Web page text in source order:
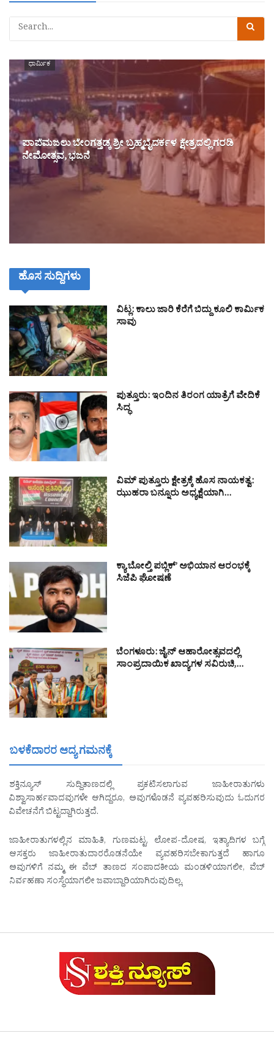
ಧಾರ್ಮಿಕ
ಪಾಪೆಮಜಲು ಬೇಂಗತ್ತಡ್ಕ ಶ್ರೀ ಬ್ರಹ್ಮಬೈದರ್ಕಳ ಕ್ಷೇತ್ರದಲ್ಲಿ ಗರಡಿ
ನೇಮೋತ್ಸವ, ಭಜನೆ
ಹೊಸ ಸುದ್ದಿಗಳು
ವಿಟ್ಲ: ಕಾಲು ಜಾರಿ ಕೆರೆಗೆ ಬಿದ್ದು ಕೂಲಿ ಕಾರ್ಮಿಕ
ಸಾವು
ಪುತ್ತೂರು: ಇಂದಿನ ತಿರಂಗ ಯಾತ್ರೆಗೆ ವೇದಿಕೆ
ಸಿದ್ಧ
ವಿಮ್ ಪುತ್ತೂರು ಕ್ಷೇತ್ರಕ್ಕೆ ಹೊಸ ನಾಯಕತ್ವ:
ಝುಹರಾ ಬನ್ನೂರು ಅಧ್ಯಕ್ಷೆಯಾಗಿ…
ಕ್ಯಾ ಬೋಲ್ತಿ ಪಬ್ಲಿಕ್’ ಅಭಿಯಾನ ಆರಂಭಕ್ಕೆ
ಸಿಜೆಪಿ ಘೋಷಣೆ
ಬೆಂಗಳೂರು: ಜೈನ್ ಆಹಾರೋತ್ಸವದಲ್ಲಿ
ಸಾಂಪ್ರದಾಯಿಕ ಖಾದ್ಯಗಳ ಸವಿರುಚಿ,…
ಬಳಕೆದಾರರ ಆದ್ಯ ಗಮನಕ್ಕೆ
ಶಕ್ತಿನ್ಯೂಸ್ ಸುದ್ದಿತಾಣದಲ್ಲಿ ಪ್ರಕಟಿಸಲಾಗುವ ಜಾಹೀರಾತುಗಳು
ವಿಶ್ವಾಸಾರ್ಹವಾದವುಗಳೇ ಆಗಿದ್ದರೂ, ಅವುಗಳೊಡನೆ ವ್ಯವಹರಿಸುವುದು ಓದುಗರ
ವಿವೇಚನೆಗೆ ಬಿಟ್ಟದ್ದಾಗಿರುತ್ತದೆ.
ಜಾಹೀರಾತುಗಳಲ್ಲಿನ ಮಾಹಿತಿ, ಗುಣಮಟ್ಟ, ಲೋಪ-ದೋಷ, ಇತ್ಯಾದಿಗಳ ಬಗ್ಗೆ
ಆಸಕ್ತರು ಜಾಹೀರಾತುದಾರರೊಡನೆಯೇ ವ್ಯವಹರಿಸಬೇಕಾಗುತ್ತದೆ ಹಾಗೂ
ಅವುಗಳಿಗೆ ನಮ್ಮ ಈ ವೆಬ್ ತಾಣದ ಸಂಪಾದಕೀಯ ಮಂಡಳಿಯಾಗಲೀ, ವೆಬ್
ನಿರ್ವಹಣಾ ಸಂಸ್ಥೆಯಾಗಲೀ ಜವಾಬ್ದಾರಿಯಾಗಿರುವುದಿಲ್ಲ.